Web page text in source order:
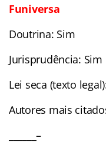
Funiversa
Doutrina: Sim
Jurisprudência: Sim
Lei seca (texto
Autores mais
______–